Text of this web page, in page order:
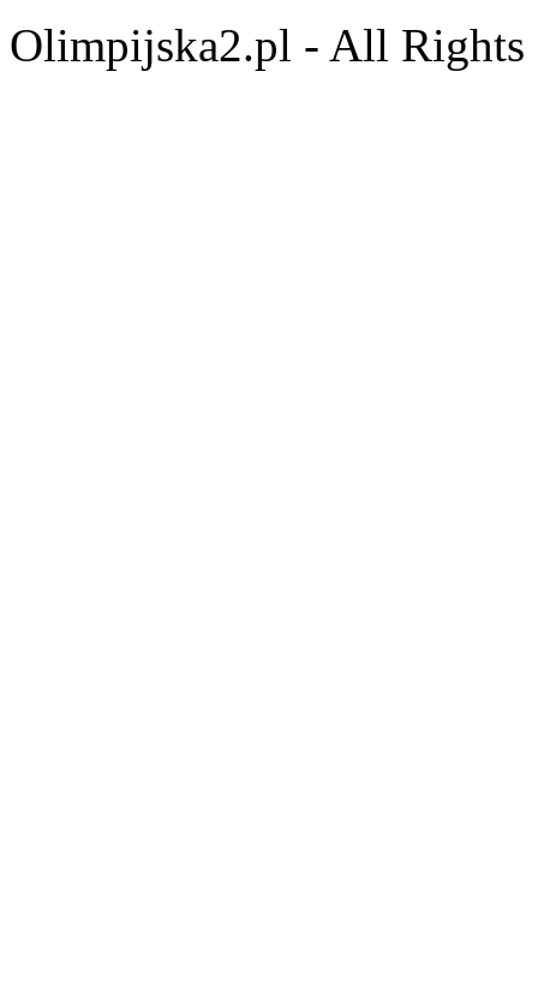
Olimpijska2.pl - All Rights